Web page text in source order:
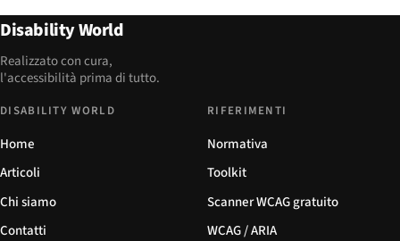
Disability World
Realizzato con cura,
l'accessibilità prima di tutto.
DISABILITY WORLD
Home
Articoli
Chi siamo
Contatti
RIFERIMENTI
Normativa
Toolkit
Scanner WCAG gratuito
WCAG / ARIA